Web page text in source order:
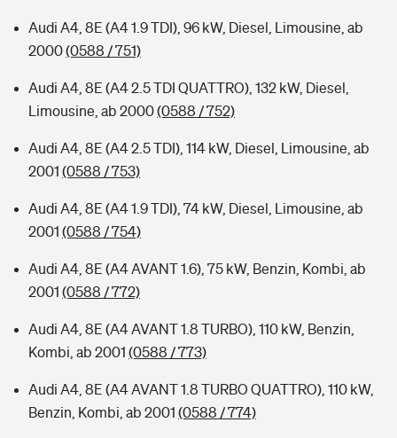
Audi A4, 8E (A4 1.9 TDI), 96 kW, Diesel, Limousine, ab
2000(0588 / 751)
Audi A4, 8E (A4 2.5 TDI QUATTRO), 132 kW, Diesel,
Limousine, ab 2000(0588 / 752)
Audi A4, 8E (A4 2.5 TDI), 114 kW, Diesel, Limousine, ab
2001 (0588 / 753)
Audi A4, 8E (A4 1.9 TDI), 74 kW, Diesel, Limousine, ab
2001 (0588 / 754)
Audi A4, 8E (A4 AVANT 1.6), 75 kW, Benzin, Kombi, ab
2001 (0588 / 772)
Audi A4, 8E (A4 AVANT 1.8 TURBO), 110 kW, Benzin,
Kombi, ab 2001 (0588 / 773)
Audi A4, 8E (A4 AVANT 1.8 TURBO QUATTRO), 110 kW,
Benzin, Kombi, ab 2001 (0588 / 774)